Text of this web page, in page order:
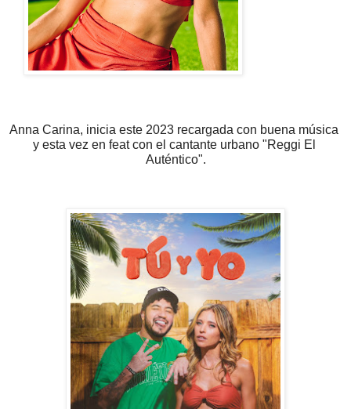
Anna Carina, inicia este 2023 recargada con buena música
y esta vez en feat con el cantante urbano "Reggi El
Auténtico".